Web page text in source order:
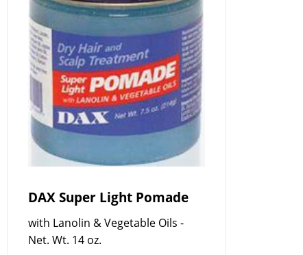
DAX Super Light Pomade
with Lanolin & Vegetable Oils -
Net. Wt. 14 oz.